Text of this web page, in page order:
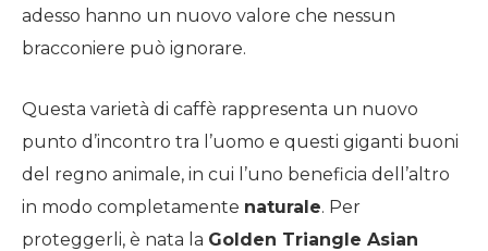
adesso hanno un nuovo valore che nessun
bracconiere può ignorare.
Questa varietà di caffè rappresenta un nuovo
punto d’incontro tra l’uomo e questi giganti buoni
del regno animale, in cui l’uno beneficia dell’altro
in modo completamente naturale. Per
proteggerli, è nata la Golden Triangle Asian